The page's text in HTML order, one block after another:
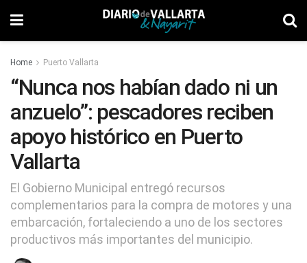
Home Puerto Vallarta
“Nunca nos habían dado ni un
anzuelo”: pescadores reciben
apoyo histórico en Puerto
Vallarta
El Gobierno Municipal entregó recursos
complementarios para la compra de motores y una
embarcación, fortaleciendo a uno de los sectores
productivos más importantes del municipio.